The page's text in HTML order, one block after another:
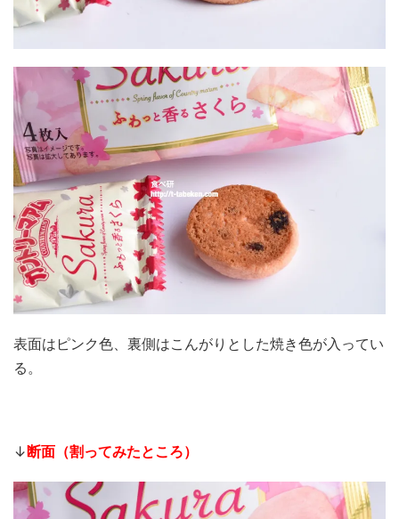
表面はピンク色、裏側はこんがりとした焼き色が入ってい
る。
↓ 断面（割ってみたところ）